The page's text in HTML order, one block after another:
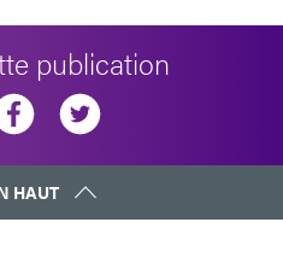
publication
HAUT